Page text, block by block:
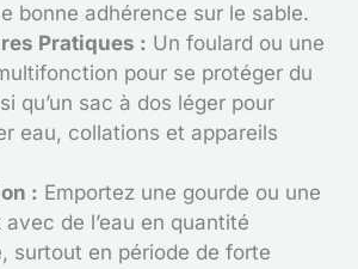
bonne adhérence sur le sable.
Pratiques : Un foulard ou une
pour se protéger du
qu’un sac à dos léger pour
eau, collations et appareils
: Emportez une gourde ou une
de l’eau en quantité
surtout en période de forte